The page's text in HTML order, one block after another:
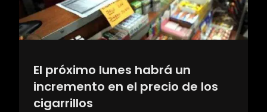
El próximo lunes habrá un
incremento en el precio de los
cigarrillos